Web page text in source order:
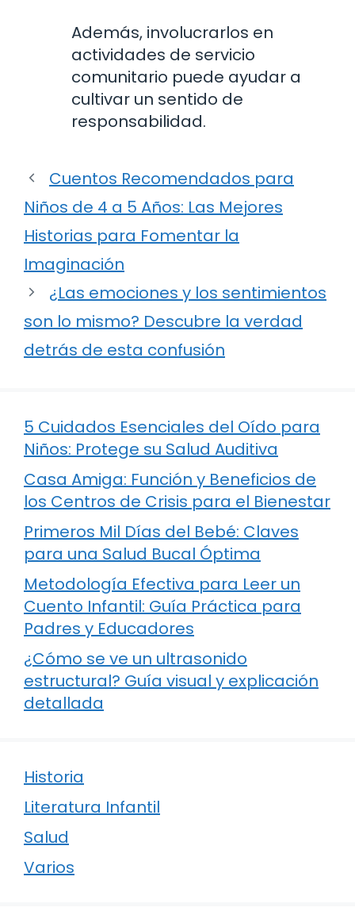
Además, involucrarlos en
actividades de servicio
comunitario puede ayudar a
cultivar un sentido de
responsabilidad.
Cuentos Recomendados para
Niños de 4 a 5 Años: Las Mejores
Historias para Fomentar la
Imaginación
¿Las emociones y los sentimientos
son lo mismo? Descubre la verdad
detrás de esta confusión
5 Cuidados Esenciales del Oído para
Niños: Protege su Salud Auditiva
Casa Amiga: Función y Beneficios de
los Centros de Crisis para el Bienestar
Primeros Mil Días del Bebé: Claves
para una Salud Bucal Óptima
Metodología Efectiva para Leer un
Cuento Infantil: Guía Práctica para
Padres y Educadores
¿Cómo se ve un ultrasonido
estructural? Guía visual y explicación
detallada
Historia
Literatura Infantil
Salud
Varios